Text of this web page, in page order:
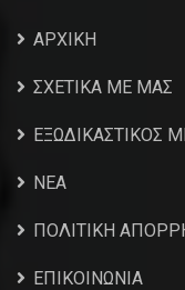
ΑΡΧΙΚΗ
ΣΧΕΤΙΚΑ ΜΕ ΜΑΣ
ΕΞΩΔΙΚΑΣΤΙΚΟΣ
NEA
ΠΟΛΙΤΙΚΗ
ΕΠΙΚΟΙΝΩΝΙΑ